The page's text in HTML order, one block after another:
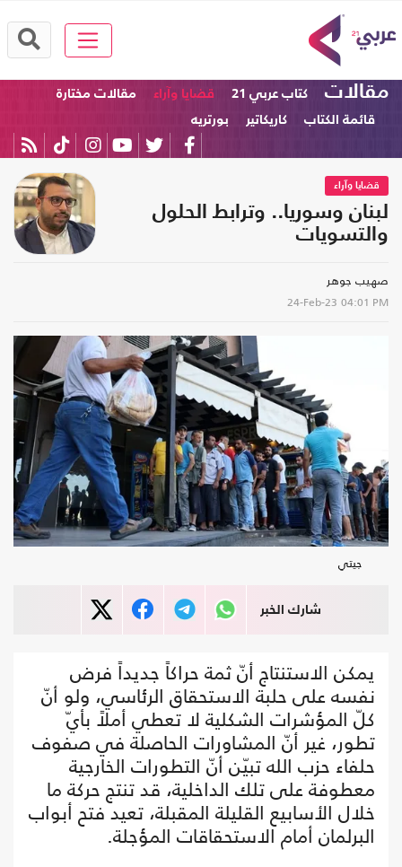
مقالات كتاب عربي 21 قضايا وآراء
مقالات مختارة
قائمة الكتاب
كاريكاتير بورتريه
قضايا وآراء
لبنان وسوريا.. وترابط الحلول
والتسويات
صهيب جوهر
24-Feb-23 04:01 PM
جيتي
شارك الخبر
يمكن الاستنتاج أنّ ثمة حراكاً جديداً فرض
نفسه على حلبة الاستحقاق الرئاسي، ولو أنّ
كلّ المؤشرات الشكلية لا تعطي أملاً بأيّ
تطور، غير أنّ المشاورات الحاصلة في صفوف
حلفاء حزب الله تبيّن أنّ التطورات الخارجية
معطوفة على تلك الداخلية، قد تنتج حركة ما
خلال الأسابيع القليلة المقبلة، تعيد فتح أبواب
البرلمان أمام الاستحقاقات المؤجلة.